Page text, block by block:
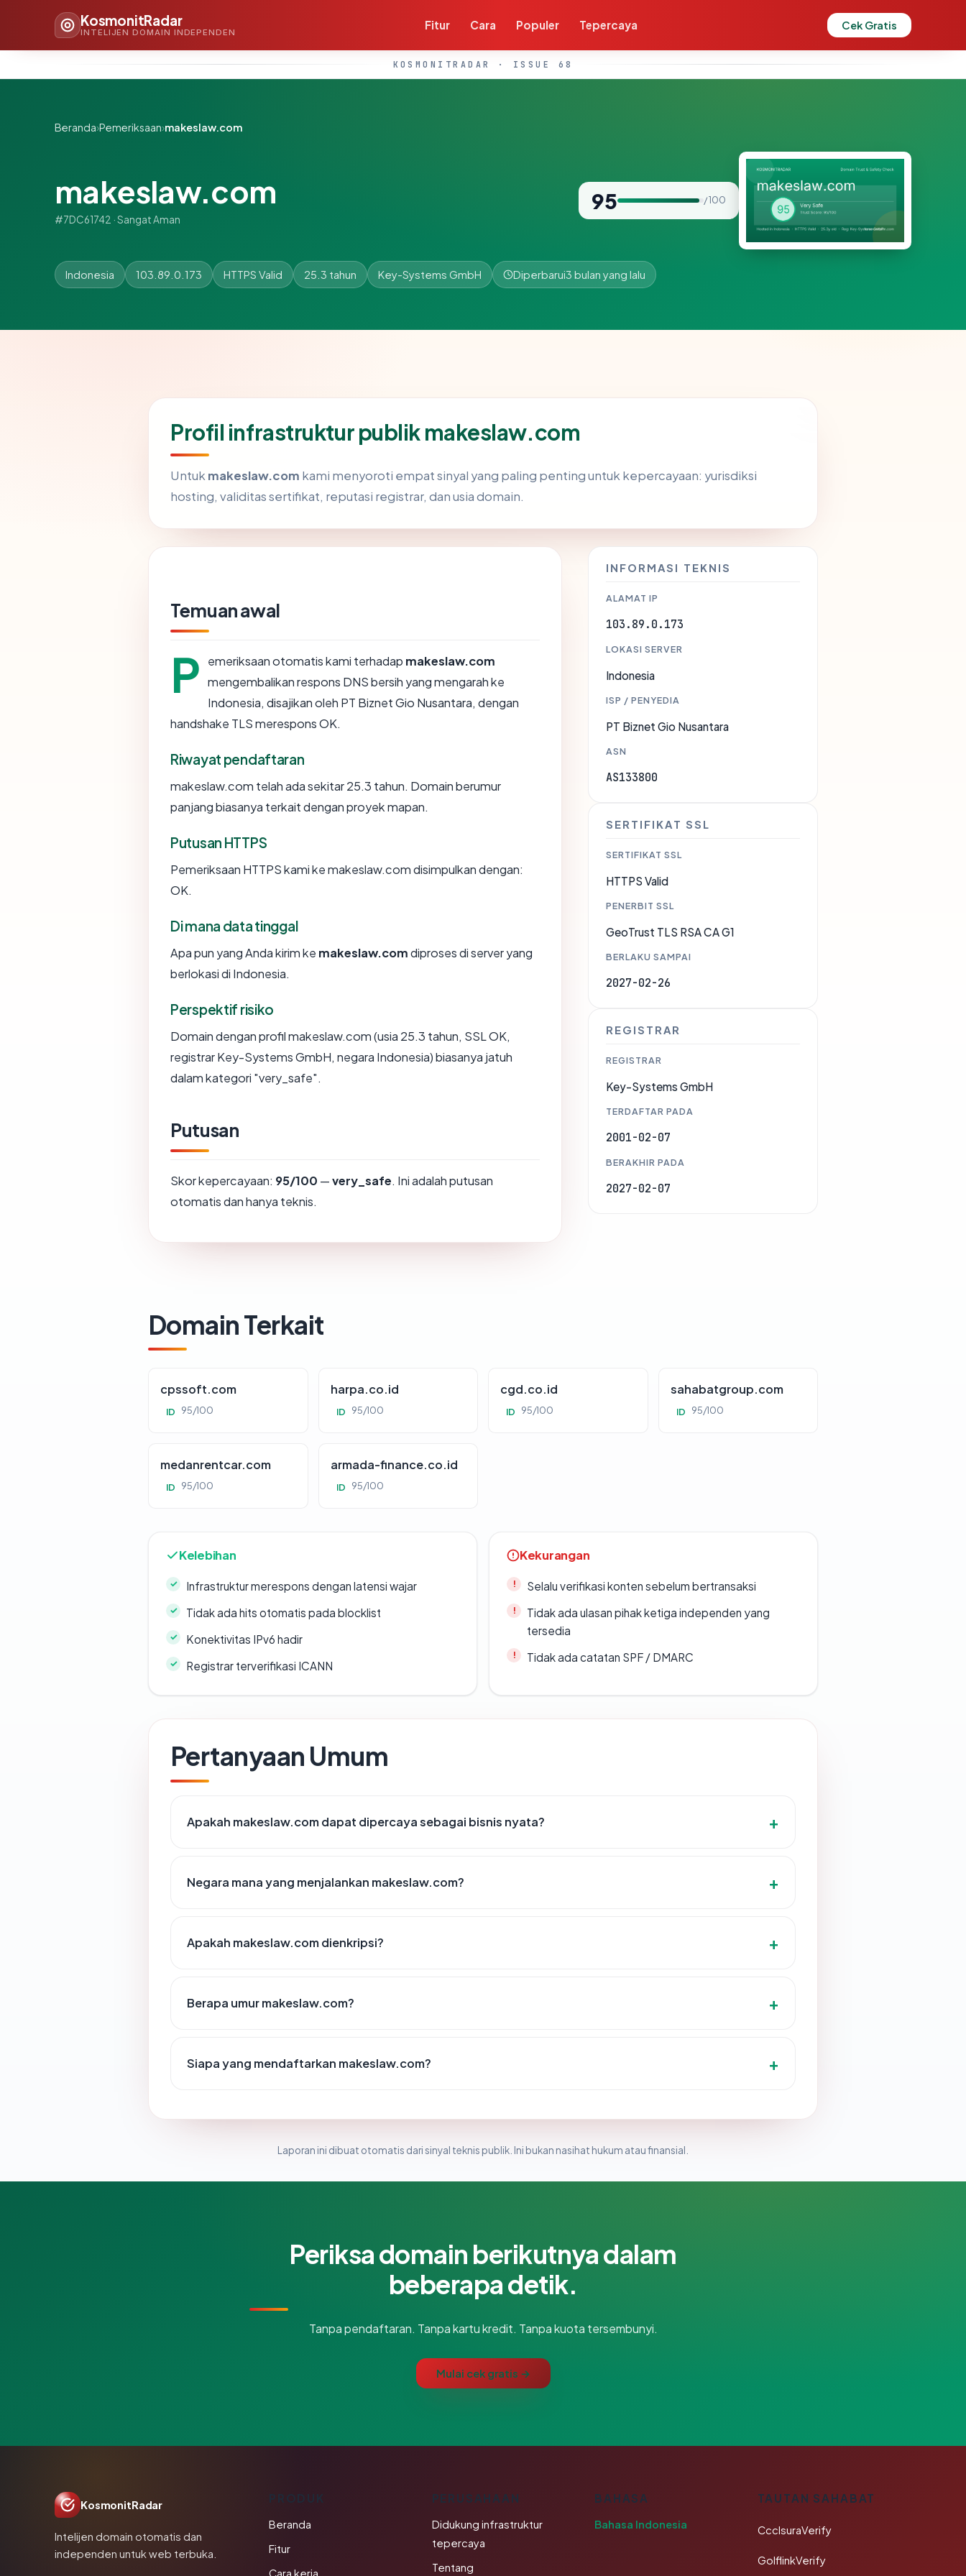
KosmonitRadar
INTELIJEN DOMAIN INDEPENDEN
Fitur Cara Populer Tepercaya Cek Gratis
KOSMONITRADAR · ISSUE 68
Beranda›Pemeriksaan›makeslaw.com
makeslaw.com
#7DC61742 · Sangat Aman
95 / 100
Indonesia 103.89.0.173 HTTPS Valid 25.3 tahun Key-Systems GmbH Diperbarui3 bulan yang lalu
Profil infrastruktur publik makeslaw.com
Untuk makeslaw.com kami menyoroti empat sinyal yang paling penting untuk kepercayaan: yurisdiksi
hosting, validitas sertifikat, reputasi registrar, dan usia domain.
Temuan awal
P emeriksaan otomatis kami terhadap makeslaw.com
mengembalikan respons DNS bersih yang mengarah ke
Indonesia, disajikan oleh PT Biznet Gio Nusantara, dengan
handshake TLS merespons OK.
Riwayat pendaftaran
makeslaw.com telah ada sekitar 25.3 tahun. Domain berumur
panjang biasanya terkait dengan proyek mapan.
Putusan HTTPS
Pemeriksaan HTTPS kami ke makeslaw.com disimpulkan dengan:
OK.
Di mana data tinggal
Apa pun yang Anda kirim ke makeslaw.comdiproses di server yang
berlokasi di Indonesia.
Perspektif risiko
Domain dengan profil makeslaw.com (usia 25.3 tahun, SSL OK,
registrar Key-Systems GmbH, negara Indonesia) biasanya jatuh
dalam kategori "very_safe".
Putusan
Skor kepercayaan: 95/100 —very_safe. Ini adalah putusan
otomatis dan hanya teknis.
INFORMASI TEKNIS
ALAMAT IP
103.89.0.173
LOKASI SERVER
Indonesia
ISP / PENYEDIA
PT Biznet Gio Nusantara
ASN
AS133800
SERTIFIKAT SSL
SERTIFIKAT SSL
HTTPS Valid
PENERBIT SSL
GeoTrust TLS RSA CA G1
BERLAKU SAMPAI
2027-02-26
REGISTRAR
REGISTRAR
Key-Systems GmbH
TERDAFTAR PADA
2001-02-07
BERAKHIR PADA
2027-02-07
Domain Terkait
cpssoft.com
ID 95/100
harpa.co.id
ID 95/100
cgd.co.id
ID 95/100
sahabatgroup.com
ID 95/100
medanrentcar.com
ID 95/100
armada-finance.co.id
ID 95/100
Kelebihan
Infrastruktur merespons dengan latensi wajar
Tidak ada hits otomatis pada blocklist
Konektivitas IPv6 hadir
Registrar terverifikasi ICANN
Kekurangan
Selalu verifikasi konten sebelum bertransaksi
Tidak ada ulasan pihak ketiga independen yang
tersedia
Tidak ada catatan SPF / DMARC
Pertanyaan Umum
Apakah makeslaw.com dapat dipercaya sebagai bisnis nyata?
Negara mana yang menjalankan makeslaw.com?
Apakah makeslaw.com dienkripsi?
Berapa umur makeslaw.com?
Siapa yang mendaftarkan makeslaw.com?
Laporan ini dibuat otomatis dari sinyal teknis publik. Ini bukan nasihat hukum atau finansial.
Periksa domain berikutnya dalam
beberapa detik.
Tanpa pendaftaran. Tanpa kartu kredit. Tanpa kuota tersembunyi.
Mulai cek gratis →
KosmonitRadar
Intelijen domain otomatis dan
independen untuk web terbuka.
Beranda
Fitur
Cara kerja
PERUSAHAAN
Didukung infrastruktur
tepercaya
Tentang
BAHASA
Bahasa Indonesia
TAUTAN SAHABAT
CcclsuraVerify
GolflinkVerify